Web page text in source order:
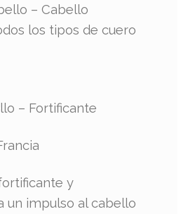
– Cabello
los tipos de cuero
– Fortificante
y
un impulso al cabello